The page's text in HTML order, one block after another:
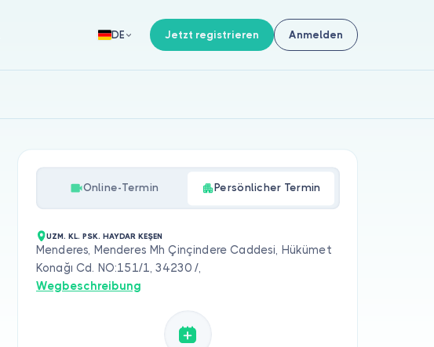
DE Jetzt registrieren Anmelden
Online-Termin Persönlicher Termin
UZM. KL. PSK. HAYDAR KEŞEN
Menderes, Menderes Mh Çinçindere Caddesi, Hükümet
Konağı Cd. NO:151/1, 34230 /,
Wegbeschreibung